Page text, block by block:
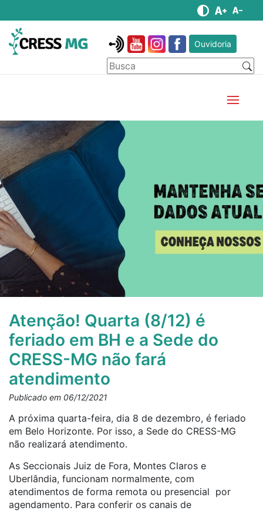
Ouvidoria
Atenção! Quarta (8/12) é
feriado em BH e a Sede do
CRESS-MG não fará
atendimento
Publicado em 06/12/2021
A próxima quarta-feira, dia 8 de dezembro, é feriado
em Belo Horizonte. Por isso, a Sede do CRESS-MG
não realizará atendimento.
As Seccionais Juiz de Fora, Montes Claros e
Uberlândia, funcionam normalmente, com
atendimentos de forma remota ou presencial por
agendamento. Para conferir os canais de